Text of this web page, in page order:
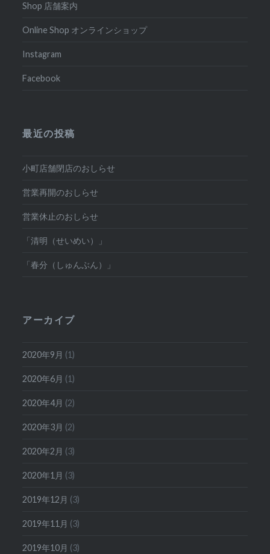
Shop 店舗案内
Online Shop オンラインショップ
Instagram
Facebook
最近の投稿
小町店舗閉店のおしらせ
営業再開のおしらせ
営業休止のおしらせ
「清明（せいめい）」
「春分（しゅんぶん）」
アーカイブ
2020年9月 (1)
2020年6月 (1)
2020年4月 (2)
2020年3月 (2)
2020年2月 (3)
2020年1月 (3)
2019年12月 (3)
2019年11月 (3)
2019年10月 (3)